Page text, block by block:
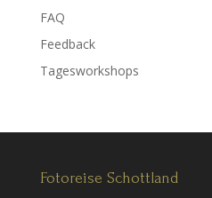
FAQ
Feedback
Tagesworkshops
Fotoreise Schottland